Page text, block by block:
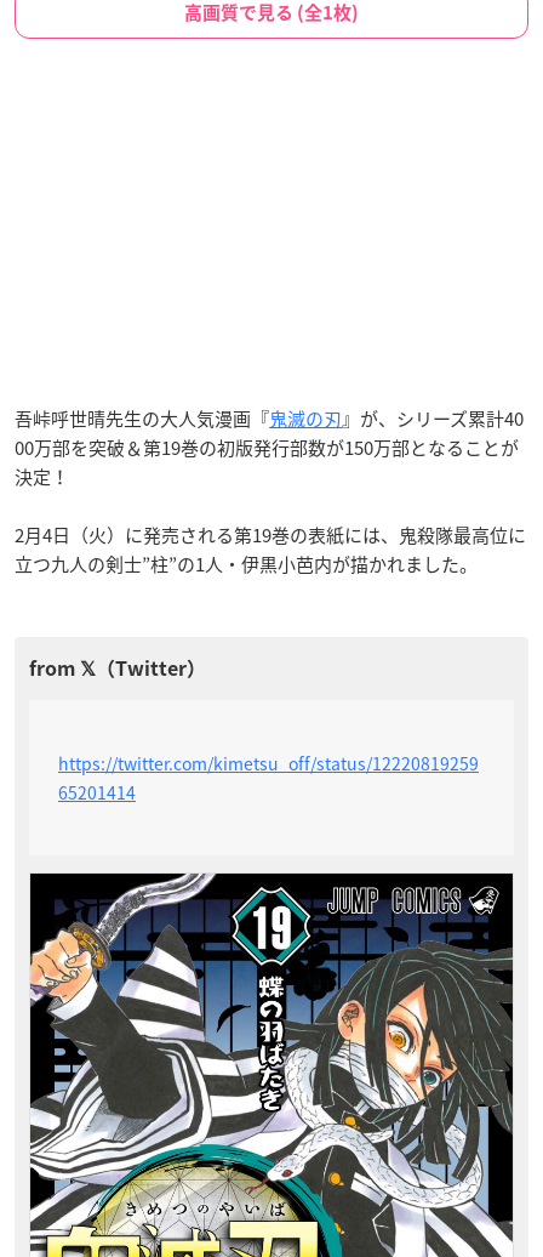
高画質で見る (全1枚)
吾峠呼世晴先生の大人気漫画『鬼滅の刃』が、シリーズ累計40
00万部を突破＆第19巻の初版発行部数が150万部となることが
決定！
2月4日（火）に発売される第19巻の表紙には、鬼殺隊最高位に
立つ九人の剣士”柱”の1人・伊黒小芭内が描かれました。
https://twitter.com/kimetsu_off/status/12220819259
65201414